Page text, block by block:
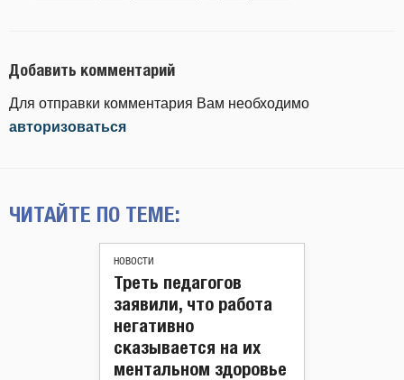
Добавить комментарий
Для отправки комментария Вам необходимо
авторизоваться
ЧИТАЙТЕ ПО ТЕМЕ:
НОВОСТИ
Треть педагогов
заявили, что работа
негативно
сказывается на их
ментальном здоровье